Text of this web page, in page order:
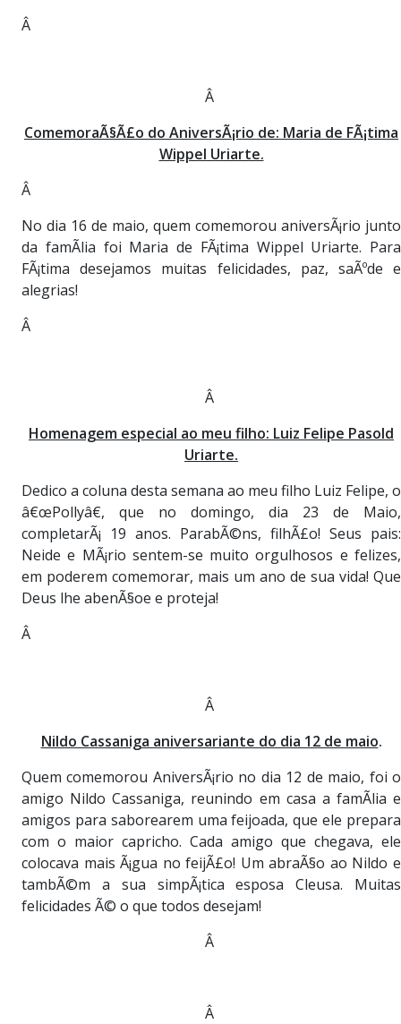
Â
Â
ComemoraÃ§Ã£o do AniversÃ¡rio de: Maria de FÃ¡tima
Wippel Uriarte.
Â
No dia 16 de maio, quem comemorou aniversÃ¡rio junto
da famÃ­lia foi Maria de FÃ¡tima Wippel Uriarte. Para
FÃ¡tima desejamos muitas felicidades, paz, saÃºde e
alegrias!
Â
Â
Homenagem especial ao meu filho: Luiz Felipe Pasold
Uriarte.
Dedico a coluna desta semana ao meu filho Luiz Felipe, o
â€œPollyâ€, que no domingo, dia 23 de Maio,
completarÃ¡ 19 anos. ParabÃ©ns, filhÃ£o! Seus pais:
Neide e MÃ¡rio sentem-se muito orgulhosos e felizes,
em poderem comemorar, mais um ano de sua vida! Que
Deus lhe abenÃ§oe e proteja!
Â
Â
Nildo Cassaniga aniversariante do dia 12 de maio.
Quem comemorou AniversÃ¡rio no dia 12 de maio, foi o
amigo Nildo Cassaniga, reunindo em casa a famÃ­lia e
amigos para saborearem uma feijoada, que ele prepara
com o maior capricho. Cada amigo que chegava, ele
colocava mais Ã¡gua no feijÃ£o! Um abraÃ§o ao Nildo e
tambÃ©m a sua simpÃ¡tica esposa Cleusa. Muitas
felicidades Ã© o que todos desejam!
Â
Â